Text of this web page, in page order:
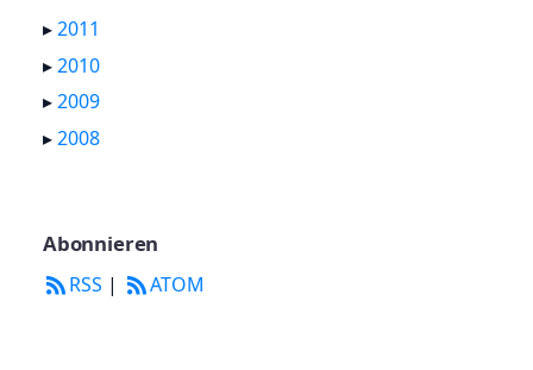
▸2011
▸2010
▸2009
▸2008
Abonnieren
RSS | ATOM